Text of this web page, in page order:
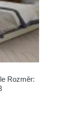
Rozměr: